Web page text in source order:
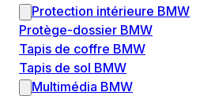
Protection intérieure BMW
Protège-dossier BMW
Tapis de coffre BMW
Tapis de sol BMW
Multimédia BMW